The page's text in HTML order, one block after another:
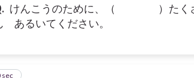
けんこうのために、（ ）たく
あるいてください。
sec